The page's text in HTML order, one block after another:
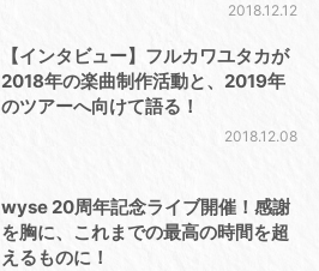
2018.12.12
【インタビュー】フルカワユタカが
2018年の楽曲制作活動と、2019年
のツアーへ向けて語る！
2018.12.08
wyse 20周年記念ライブ開催！感謝
を胸に、これまでの最高の時間を超
えるものに！